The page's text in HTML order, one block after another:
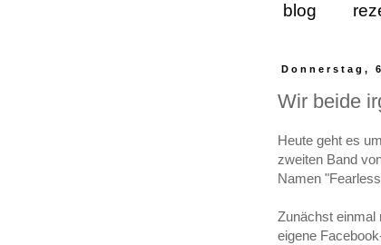
blog
Donnerstag,
Wir beide
Heute geht es
zweiten Band
Namen
Zunächst einmal
eigene